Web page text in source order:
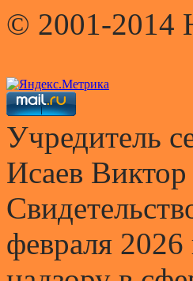
© 2001-
Учредитель
Исаев
февраля